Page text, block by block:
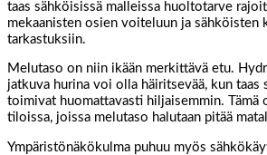
taas sähköisissä malleissa huoltotarve
mekaanisten osien voiteluun ja sähköisten
tarkastuksiin.
Melutaso on niin ikään merkittävä etu.
jatkuva hurina voi olla häiritsevää, kun
toimivat huomattavasti hiljaisemmin. Tämä
tiloissa, joissa melutaso halutaan pitää
Ympäristönäkökulma puhuu myös